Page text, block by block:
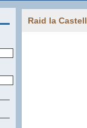
Raid la